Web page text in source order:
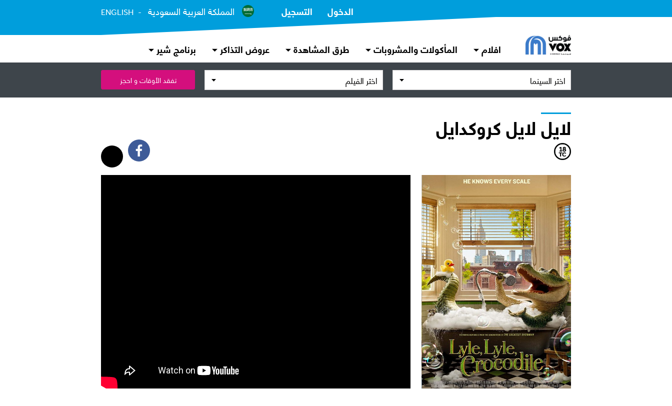
الدخول التسجيل المملكة العربية السعودية ENGLISH
افلام المأكولات والمشروبات طرق المشاهدة عروض التذاكر برنامج شير
اختر السينما اختر الفيلم تفقد الأوقات و احجز
لايل لايل كروكدايل